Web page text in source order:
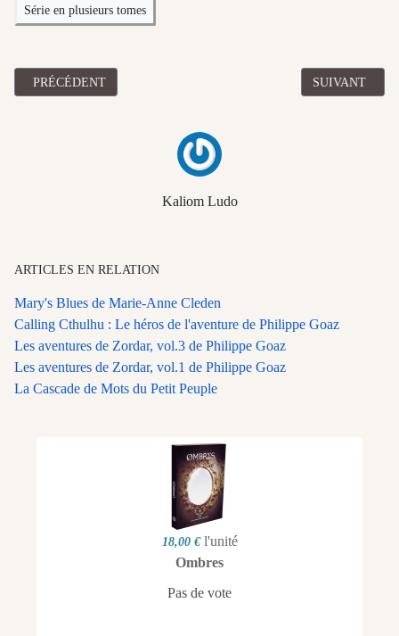
Kaliom Ludo
Série en plusieurs tomes
ARTICLE PRÉCÉDENT : LES AVENTURES DE ZORDAR, VOL.3
PRÉCÉDENT ARTICLE
SUIVANT
ARTICLES EN RELATION
Mary's Blues de Marie-Anne Cleden
Calling Cthulhu : Le héros de l'aventure de Philippe Goaz
Les aventures de Zordar, vol.3 de Philippe Goaz
Les aventures de Zordar, vol.1 de Philippe Goaz
La Cascade de Mots du Petit Peuple
18,00 € l'unité
Ombres
Pas de vote